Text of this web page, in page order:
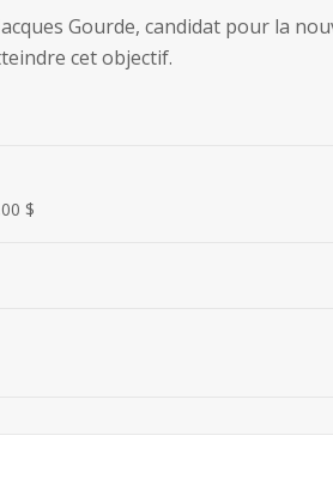
Gourde, candidat pour la
cet objectif.
$